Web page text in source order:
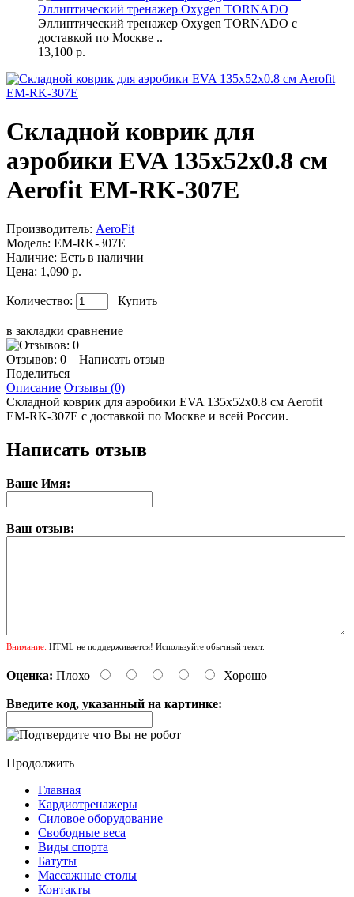
Эллиптический тренажер Oxygen TORNADO
Эллиптический тренажер Oxygen TORNADO с
доставкой по Москве ..
13,100 р.
Складной коврик для
аэробики EVA 135x52x0.8 см
Aerofit EM-RK-307E
Производитель: AeroFit
Модель: EM-RK-307E
Наличие: Есть в наличии
Цена: 1,090 р.
Количество: Купить
в закладки сравнение
Отзывов: 0
Написать отзыв
Поделиться
Описание Отзывы (0)
Складной коврик для аэробики EVA 135x52x0.8 см Aerofit
EM-RK-307E с доставкой по Москве и всей России.
Написать отзыв
Ваше Имя:
Ваш отзыв:
Внимание: HTML не поддерживается! Используйте обычный текст.
Оценка: Плохо Хорошо
Введите код, указанный на картинке:
Продолжить
Главная
Кардиотренажеры
Силовое оборудование
Свободные веса
Виды спорта
Батуты
Массажные столы
Контакты